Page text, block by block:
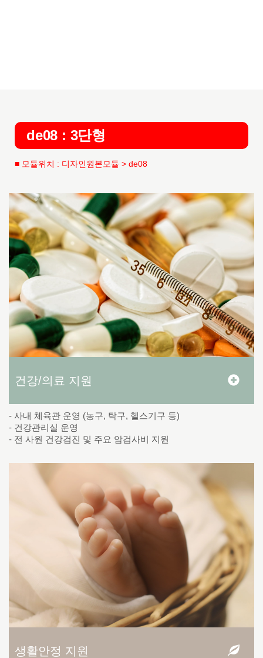
de08 : 3단형
■ 모듈위치 : 디자인원본모듈 > de08
건강/의료 지원
- 사내 체육관 운영 (농구, 탁구, 헬스기구 등)
- 건강관리실 운영
- 전 사원 건강검진 및 주요 암검사비 지원
생활안정 지원